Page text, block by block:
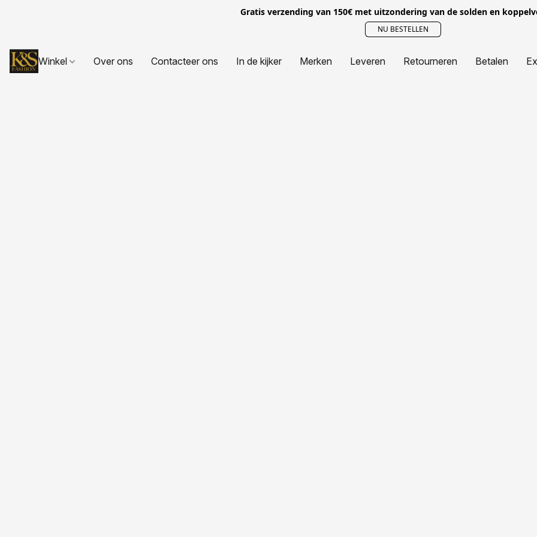
Gratis verzending van 150€ met uitzondering van de solden en
NU BESTELLEN
Winkel Over ons Contacteer ons In de kijker Merken Leveren Retourneren Betalen